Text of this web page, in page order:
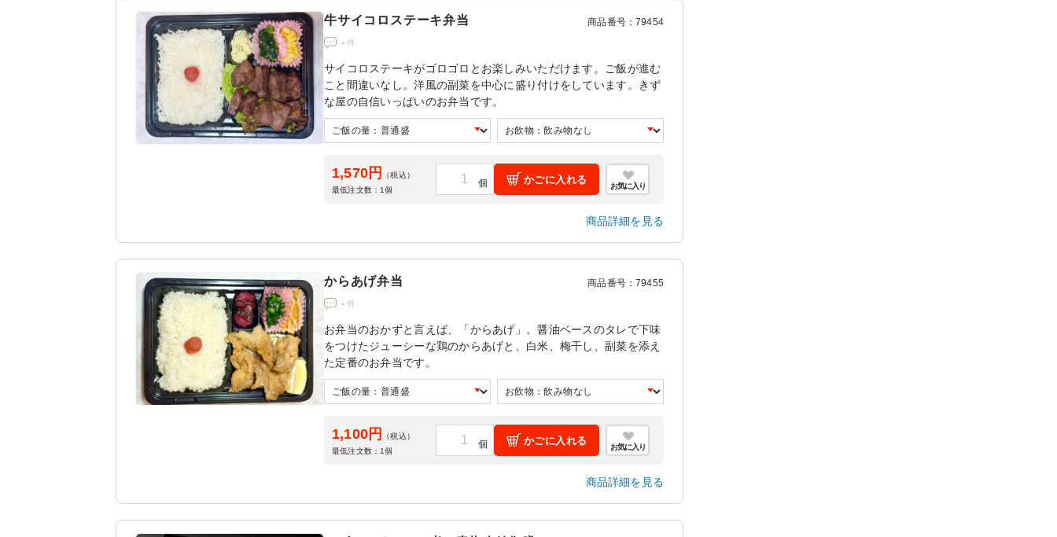
牛サイコロステーキ弁当 商品番号：79454
- 件
サイコロステーキがゴロゴロとお楽しみいただけます。ご飯が進む
こと間違いなし。洋風の副菜を中心に盛り付けをしています。きず
な屋の自信いっぱいのお弁当です。
1,570円
（税込）
最低注文数： 1個
かごに入れる
お気に入り
商品詳細を見る
からあげ弁当 商品番号：79455
- 件
お弁当のおかずと言えば、「からあげ」。醤油ベースのタレで下味
をつけたジューシーな鶏のからあげと、白米、梅干し、副菜を添え
た定番のお弁当です。
1,100円
（税込）
最低注文数： 1個
かごに入れる
お気に入り
商品詳細を見る